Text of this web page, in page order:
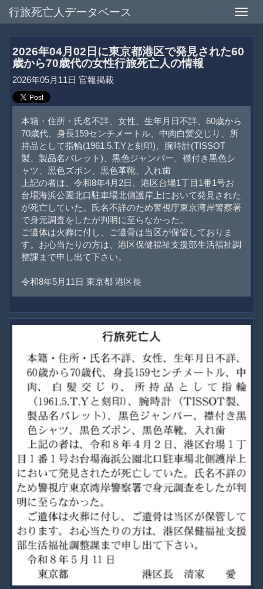
Toggle
行旅死亡人データベース
2026年04月02日に東京都港区で発見された60
歳から70歳代の女性行旅死亡人の情報
2026年05月11日 官報掲載
本籍・住所・氏名不詳、女性、生年月日不詳、60歳から
70歳代、身長159センチメートル、中肉白髪交じり、所
持品として指輪(1961.5.T.Yと刻印)、腕時計(TISSOT
製、製品名バレット)、黒色ジャンパー、襟付き黒色シ
ャツ、黒色ズボン、黒色革靴、入れ歯
上記の者は、令和8年4月2日、港区台場1丁目1番1号お
台場海浜公園北口駐車場北側護岸上において発見された
が死亡していた。氏名不詳のため警視庁東京湾岸警察署
で身元調査をしたが判明に至らなかった。
ご遺体は火葬に付し、ご遺骨は当区が保管しておりま
す。お心当たりの方は、港区保健福祉支援部生活福祉調
整課まで申し出て下さい。
令和8年5月11日 東京都 港区長